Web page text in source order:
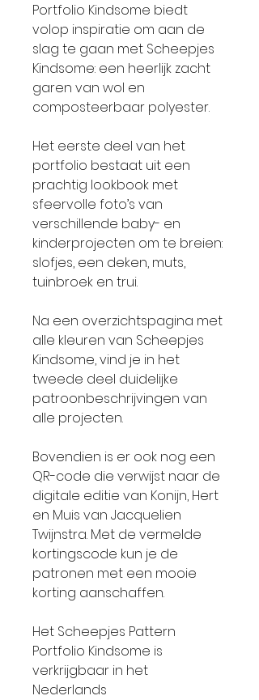
Portfolio Kindsome biedt
volop inspiratie om aan de
slag te gaan met Scheepjes
Kindsome: een heerlijk zacht
garen van wol en
composteerbaar polyester.
Het eerste deel van het
portfolio bestaat uit een
prachtig lookbook met
sfeervolle foto’s van
verschillende baby- en
kinderprojecten om te breien:
slofjes, een deken, muts,
tuinbroek en trui.
Na een overzichtspagina met
alle kleuren van Scheepjes
Kindsome, vind je in het
tweede deel duidelijke
patroonbeschrijvingen van
alle projecten.
Bovendien is er ook nog een
QR-code die verwijst naar de
digitale editie van Konijn, Hert
en Muis van Jacquelien
Twijnstra. Met de vermelde
kortingscode kun je de
patronen met een mooie
korting aanschaffen.
Het Scheepjes Pattern
Portfolio Kindsome is
verkrijgbaar in het
Nederlands